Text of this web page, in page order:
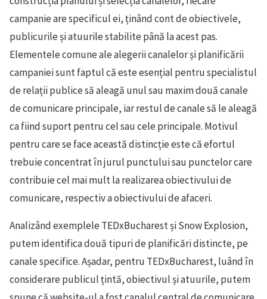
campanie are specificul ei, ținând cont de obiectivele,
publicurile și atuurile stabilite până la acest pas.
Elementele comune ale alegerii canalelor și planificării
campaniei sunt faptul că este esențial pentru specialistul
de relații publice să aleagă unul sau maxim două canale
de comunicare principale, iar restul de canale să le aleagă
ca fiind suport pentru cel sau cele principale. Motivul
pentru care se face această distincție este că efortul
trebuie concentrat în jurul punctului sau punctelor care
contribuie cel mai mult la realizarea obiectivului de
comunicare, respectiv a obiectivului de afaceri.
Analizând exemplele TEDxBucharest și Snow Explosion,
putem identifica două tipuri de planificări distincte, pe
canale specifice. Așadar, pentru TEDxBucharest, luând în
considerare publicul țintă, obiectivul și atuurile, putem